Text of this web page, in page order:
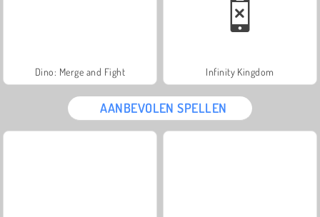
Dino: Merge and Fight Infinity Kingdom
AANBEVOLEN SPELLEN